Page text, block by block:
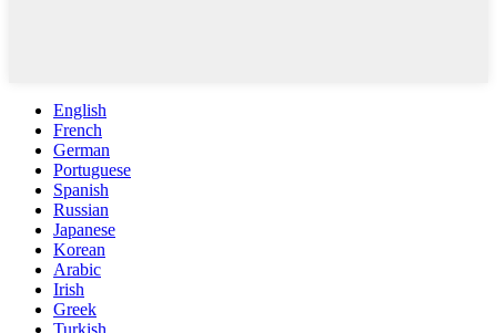
English
French
German
Portuguese
Spanish
Russian
Japanese
Korean
Arabic
Irish
Greek